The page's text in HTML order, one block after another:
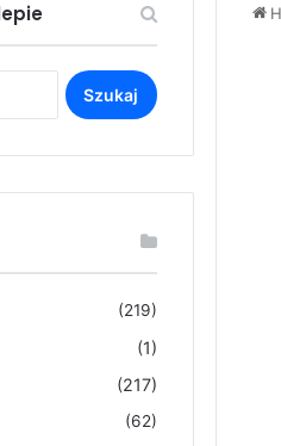
Szukaj
(219)
(1)
(217)
(62)